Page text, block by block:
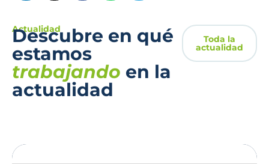
Actualidad
Descubre en qué
estamos
trabajando en la
actualidad
Toda la
actualidad